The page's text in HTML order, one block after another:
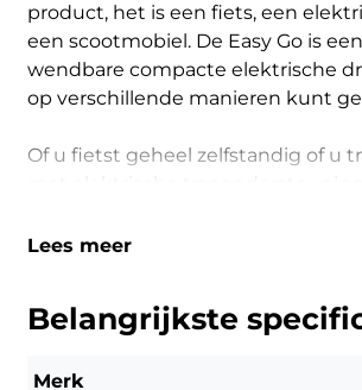
product, het is een fiets, een
een scootmobiel. De Easy Go is
wendbare compacte elektrische
op verschillende manieren kunt
Of u fietst geheel zelfstandig of u
met elektrische
volledig op de motor. Dit kan met
Lees meer
Belangrijkste
Merk